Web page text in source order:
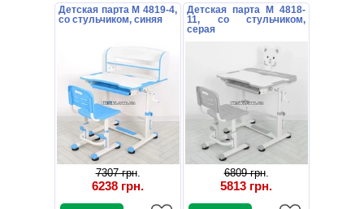
Детская парта M 4819-4,
со стульчиком, синяя
7307 грн.
6238 грн.
Детская парта M 4818-
11, со стульчиком,
серая
6809 грн.
5813 грн.